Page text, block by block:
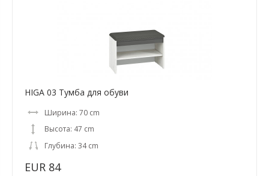
HIGA 03 Тумба для обуви
Ширина: 70 cm
Высота: 47 cm
Глубина: 34 cm
EUR 84